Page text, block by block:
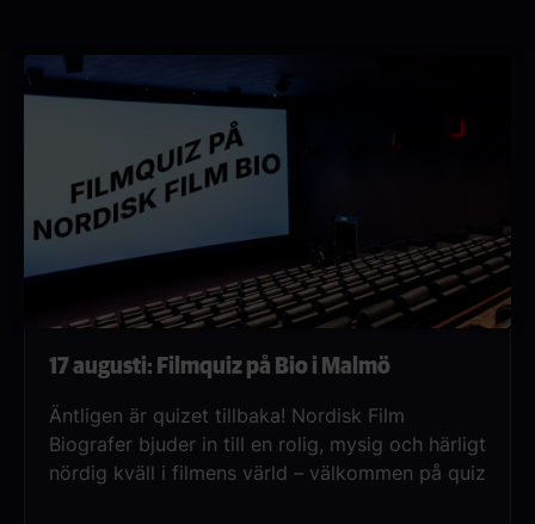
onsdag den 12 augusti!
17 augusti: Filmquiz på Bio i Malmö
Äntligen är quizet tillbaka! Nordisk Film
Biografer bjuder in till en rolig, mysig och härligt
nördig kväll i filmens värld – välkommen på quiz